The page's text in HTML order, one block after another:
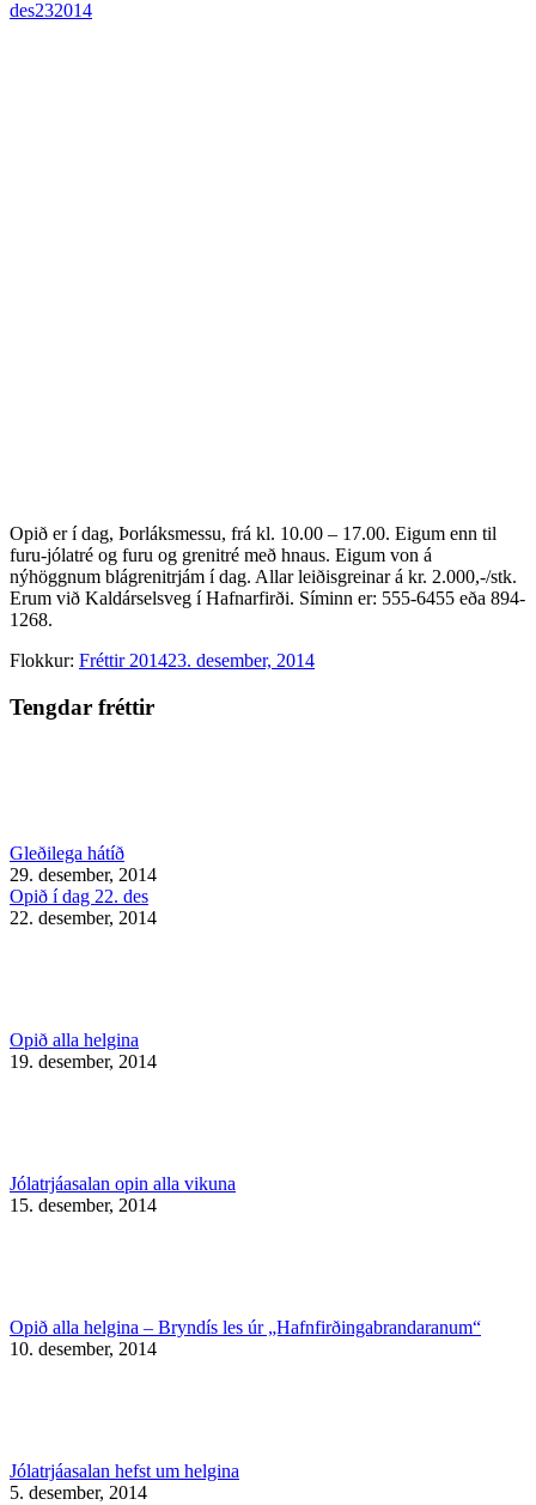
des232014
Opið er í dag, Þorláksmessu, frá kl. 10.00 – 17.00. Eigum enn til
furu-jólatré og furu og grenitré með hnaus. Eigum von á
nýhöggnum blágrenitrjám í dag. Allar leiðisgreinar á kr. 2.000,-/stk.
Erum við Kaldárselsveg í Hafnarfirði. Síminn er: 555-6455 eða 894-
1268.
Flokkur: Fréttir 201423. desember, 2014
Tengdar fréttir
Gleðilega hátíð
29. desember, 2014
Opið í dag 22. des
22. desember, 2014
Opið alla helgina
19. desember, 2014
Jólatrjáasalan opin alla vikuna
15. desember, 2014
Opið alla helgina – Bryndís les úr „Hafnfirðingabrandaranum“
10. desember, 2014
Jólatrjáasalan hefst um helgina
5. desember, 2014